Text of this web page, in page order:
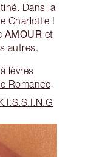
Dans la
Charlotte !
AMOUR et
autres.
lèvres
Romance